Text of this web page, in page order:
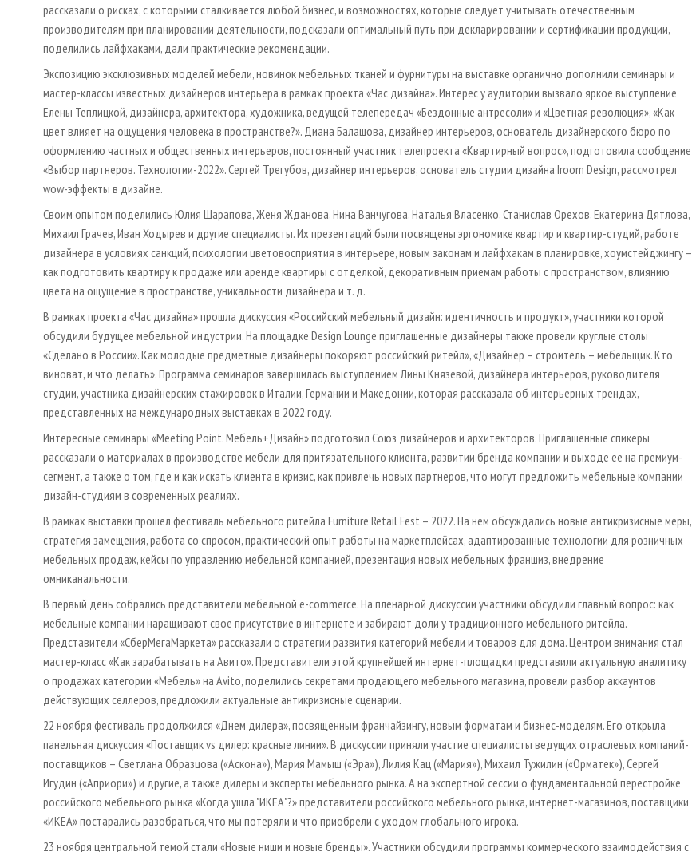
рассказали о рисках, с которыми сталкивается любой бизнес, и возможностях, которые следует учитывать отечественным
производителям при планировании деятельности, подсказали оптимальный путь при декларировании и сертификации продукции,
поделились лайфхаками, дали практические рекомендации.
Экспозицию эксклюзивных моделей мебели, новинок мебельных тканей и фурнитуры на выставке органично дополнили семинары и
мастер-классы известных дизайнеров интерьера в рамках проекта «Час дизайна». Интерес у аудитории вызвало яркое выступление
Елены Теплицкой, дизайнера, архитектора, художника, ведущей телепередач «Бездонные антресоли» и «Цветная революция», «Как
цвет влияет на ощущения человека в пространстве?». Диана Балашова, дизайнер интерьеров, основатель дизайнерского бюро по
оформлению частных и общественных интерьеров, постоянный участник телепроекта «Квартирный вопрос», подготовила сообщение
«Выбор партнеров. Технологии-2022». Сергей Трегубов, дизайнер интерьеров, основатель студии дизайна Iroom Design, рассмотрел
wow-эффекты в дизайне.
Своим опытом поделились Юлия Шарапова, Женя Жданова, Нина Ванчугова, Наталья Власенко, Станислав Орехов, Екатерина Дятлова,
Михаил Грачев, Иван Ходырев и другие специалисты. Их презентаций были посвящены эргономике квартир и квартир-студий, работе
дизайнера в условиях санкций, психологии цветовосприятия в интерьере, новым законам и лайфхакам в планировке, хоумстейджингу –
как подготовить квартиру к продаже или аренде квартиры с отделкой, декоративным приемам работы с пространством, влиянию
цвета на ощущение в пространстве, уникальности дизайнера и т. д.
В рамках проекта «Час дизайна» прошла дискуссия «Российский мебельный дизайн: идентичность и продукт», участники которой
обсудили будущее мебельной индустрии. На площадке Design Lounge приглашенные дизайнеры также провели круглые столы
«Сделано в России». Как молодые предметные дизайнеры покоряют российский ритейл», «Дизайнер – строитель – мебельщик. Кто
виноват, и что делать». Программа семинаров завершилась выступлением Лины Князевой, дизайнера интерьеров, руководителя
студии, участника дизайнерских стажировок в Италии, Германии и Македонии, которая рассказала об интерьерных трендах,
представленных на международных выставках в 2022 году.
Интересные семинары «Meeting Point. Мебель+Дизайн» подготовил Союз дизайнеров и архитекторов. Приглашенные спикеры
рассказали о материалах в производстве мебели для притязательного клиента, развитии бренда компании и выходе ее на премиум-
сегмент, а также о том, где и как искать клиента в кризис, как привлечь новых партнеров, что могут предложить мебельные компании
дизайн-студиям в современных реалиях.
В рамках выставки прошел фестиваль мебельного ритейла Furniture Retail Fest – 2022. На нем обсуждались новые антикризисные меры,
стратегия замещения, работа со спросом, практический опыт работы на маркетплейсах, адаптированные технологии для розничных
мебельных продаж, кейсы по управлению мебельной компанией, презентация новых мебельных франшиз, внедрение
омниканальности.
В первый день собрались представители мебельной e-commerce. На пленарной дискуссии участники обсудили главный вопрос: как
мебельные компании наращивают свое присутствие в интернете и забирают доли у традиционного мебельного ритейла.
Представители «СберМегаМаркета» рассказали о стратегии развития категорий мебели и товаров для дома. Центром внимания стал
мастер-класс «Как зарабатывать на Авито». Представители этой крупнейшей интернет-площадки представили актуальную аналитику
о продажах категории «Мебель» на Avito, поделились секретами продающего мебельного магазина, провели разбор аккаунтов
действующих селлеров, предложили актуальные антикризисные сценарии.
22 ноября фестиваль продолжился «Днем дилера», посвященным франчайзингу, новым форматам и бизнес-моделям. Его открыла
панельная дискуссия «Поставщик vs дилер: красные линии». В дискуссии приняли участие специалисты ведущих отраслевых компаний-
поставщиков – Светлана Образцова («Аскона»), Мария Мамыш («Эра»), Лилия Кац («Мария»), Михаил Тужилин («Орматек»), Сергей
Игудин («Априори») и другие, а также дилеры и эксперты мебельного рынка. А на экспертной сессии о фундаментальной перестройке
российского мебельного рынка «Когда ушла "ИКЕА"?» представители российского мебельного рынка, интернет-магазинов, поставщики
«ИКЕА» постарались разобраться, что мы потеряли и что приобрели с уходом глобального игрока.
23 ноября центральной темой стали «Новые ниши и новые бренды». Участники обсудили программы коммерческого взаимодействия с